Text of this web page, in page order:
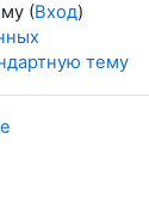
(Вход)
тему